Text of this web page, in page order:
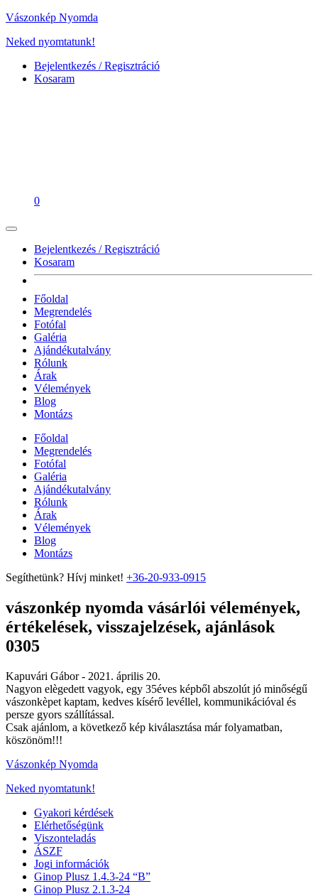
Vászonkép Nyomda
Neked nyomtatunk!
Bejelentkezés / Regisztráció
Kosaram
0
Bejelentkezés / Regisztráció
Kosaram
Főoldal
Megrendelés
Fotófal
Galéria
Ajándékutalvány
Rólunk
Árak
Vélemények
Blog
Montázs
Főoldal
Megrendelés
Fotófal
Galéria
Ajándékutalvány
Rólunk
Árak
Vélemények
Blog
Montázs
Segíthetünk? Hívj minket! +36-20-933-0915
vászonkép nyomda vásárlói vélemények,
értékelések, visszajelzések, ajánlások
0305
Kapuvári Gábor - 2021. április 20.
Nagyon elègedett vagyok, egy 35éves képből abszolút jó minőségű
vászonkèpet kaptam, kedves kísérő levéllel, kommunikációval és
persze gyors szállítással.
Csak ajánlom, a következő kép kiválasztása már folyamatban,
köszönöm!!!
Vászonkép Nyomda
Neked nyomtatunk!
Gyakori kérdések
Elérhetőségünk
Viszonteladás
ÁSZF
Jogi információk
Ginop Plusz 1.4.3-24 “B”
Ginop Plusz 2.1.3-24